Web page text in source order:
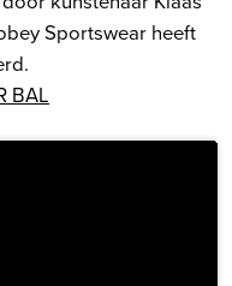
Sportswear heeft
BAL